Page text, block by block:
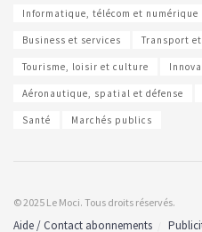
Informatique, télécom et numérique
Business et services Transport
Tourisme, loisir et culture
Aéronautique, spatial et défense
Santé Marchés publics
© 2025 Le Moci. Tous droits réservés.
Aide / Contact abonnements